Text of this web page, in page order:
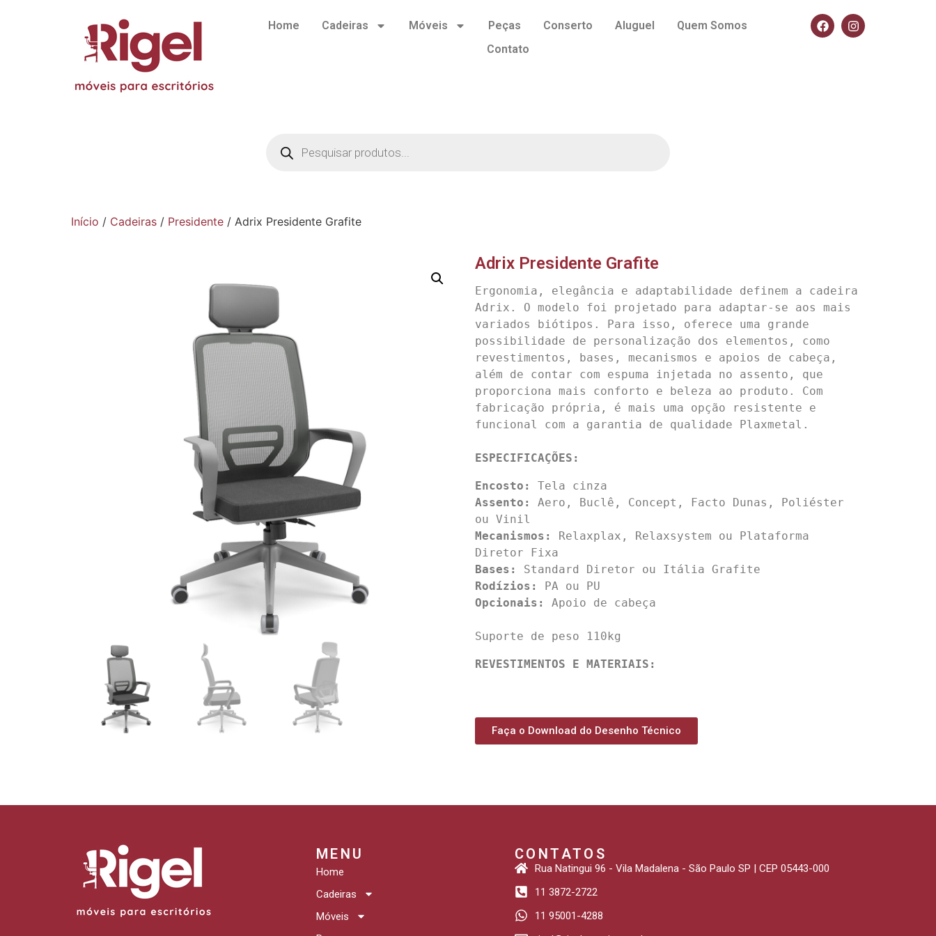
Home Cadeiras Móveis Peças Conserto Aluguel
Quem Somos
Contato
Início / Cadeiras / Presidente / Adrix Presidente Grafite
Adrix Presidente Grafite
Ergonomia, elegância e adaptabilidade definem a cadeira
Adrix. O modelo foi projetado para adaptar-se aos mais
variados biótipos. Para isso, oferece uma grande
possibilidade de personalização dos elementos, como
revestimentos, bases, mecanismos e apoios de cabeça,
além de contar com espuma injetada no assento, que
proporciona mais conforto e beleza ao produto. Com
fabricação própria, é mais uma opção resistente e
funcional com a garantia de qualidade Plaxmetal.
ESPECIFICAÇÕES:
Encosto:
Assento:
Aero, Buclê, Concept, Facto Dunas, Poliéster
ou Vinil
Mecanismos:
Relaxplax, Relaxsystem ou Plataforma
Bases:
Rodízios:
Opcionais:
Apoio de cabeça
Suporte de peso 110kg
REVESTIMENTOS E MATERIAIS:
Faça o Download do Desenho Técnico
MENU
Home
Cadeiras
Móveis
CONTATOS
Rua Natingui 96 - Vila Madalena - São Paulo SP | CEP 05443-000
11 3872-2722
11 95001-4288